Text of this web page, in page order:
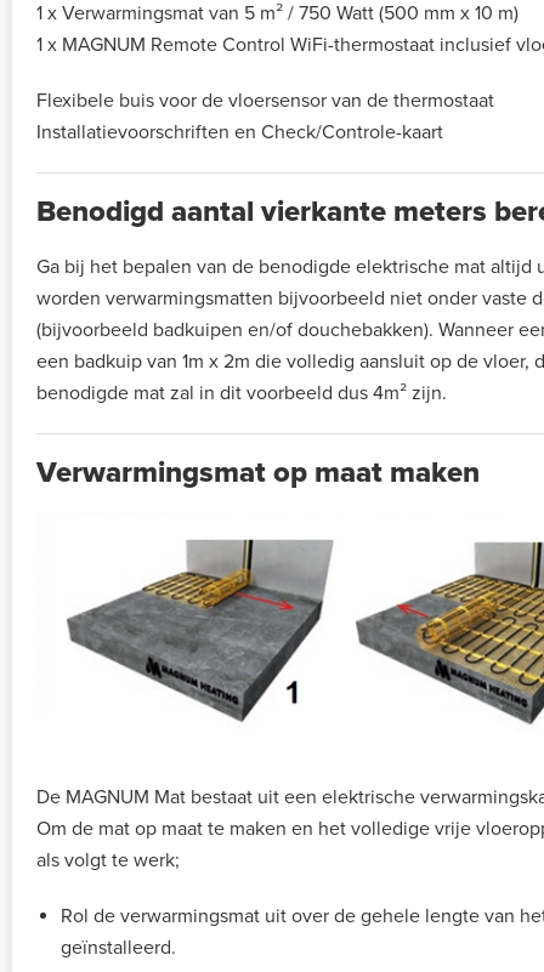
1 x Verwarmingsmat van 5 m² / 750 Watt (500 mm x 10 m)
1 x MAGNUM Remote Control WiFi-thermostaat inclusief
Flexibele buis voor de vloersensor van de thermostaat
Installatievoorschriften en Check/Controle-kaart
Benodigd aantal vierkante meters
Ga bij het bepalen van de benodigde elektrische mat altijd
worden verwarmingsmatten bijvoorbeeld niet onder vaste
(bijvoorbeeld badkuipen en/of douchebakken). Wanneer
een badkuip van 1m x 2m die volledig aansluit op de
benodigde mat zal in dit voorbeeld dus 4m² zijn.
Verwarmingsmat op maat maken
De MAGNUM Mat bestaat uit een elektrische
Om de mat op maat te maken en het volledige vrije
als volgt te werk;
Rol de verwarmingsmat uit over de gehele lengte van
geïnstalleerd.